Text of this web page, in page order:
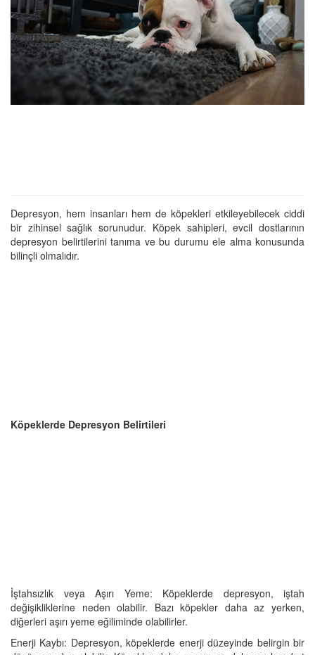
Depresyon, hem insanları hem de köpekleri etkileyebilecek ciddi
bir zihinsel sağlık sorunudur. Köpek sahipleri, evcil dostlarının
depresyon belirtilerini tanıma ve bu durumu ele alma konusunda
bilinçli olmalıdır.
Köpeklerde Depresyon Belirtileri
İştahsızlık veya Aşırı Yeme: Köpeklerde depresyon, iştah
değişikliklerine neden olabilir. Bazı köpekler daha az yerken,
diğerleri aşırı yeme eğiliminde olabilirler.
Enerji Kaybı: Depresyon, köpeklerde enerji düzeyinde belirgin bir